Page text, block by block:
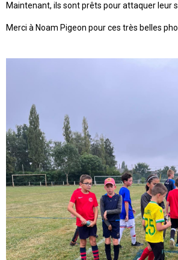
Maintenant, ils sont prêts pour attaquer leur
Merci à Noam Pigeon pour ces très belles